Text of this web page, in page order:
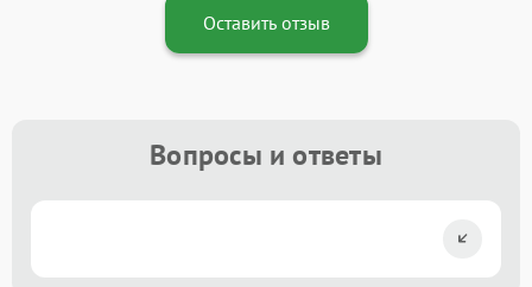
Оставить отзыв
Вопросы и ответы